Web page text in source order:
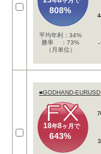
808%
平均年利：34%
勝率 ：73%
（月単位）
■GODHAND-EURUSD
18年8ヶ月で
643%